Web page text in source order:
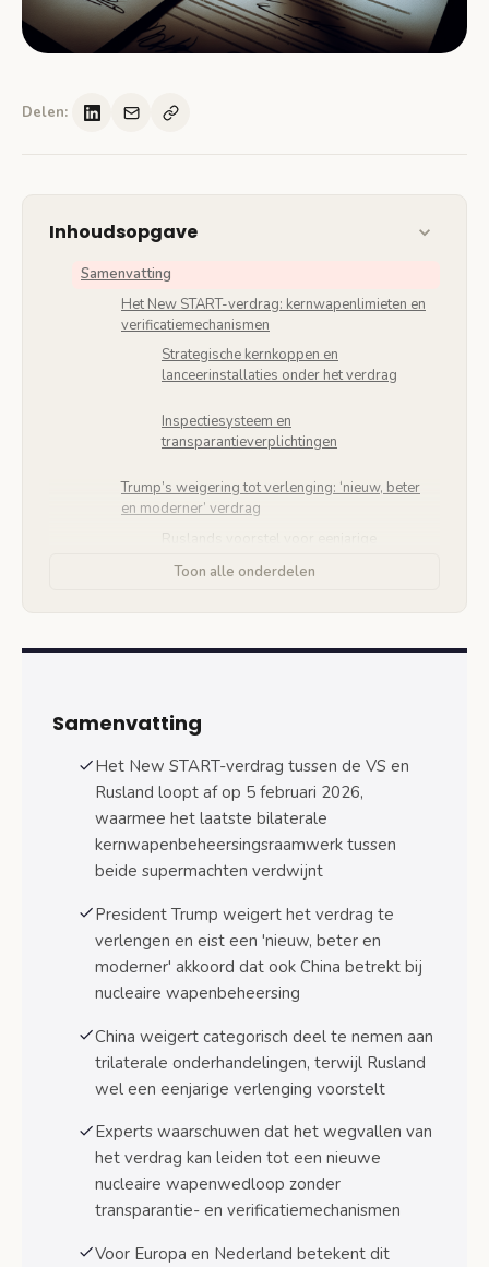
Delen:
Inhoudsopgave
Samenvatting
Het New START-verdrag: kernwapenlimieten en
verificatiemechanismen
Strategische kernkoppen en
lanceerinstallaties onder het verdrag
Inspectiesysteem en
transparantieverplichtingen
Trump’s weigering tot verlenging: ‘nieuw, beter
en moderner’ verdrag
Gevolgen van verdragafloop voor strategische
stabiliteit
Einde van bilaterale
kernwapenbeheersing sinds Koude
Impact op Non-Proliferatieverdrag en
Europese veiligheidsgevolgen en beperkte
invloed
Niet-strategische kernwapens als
Overweging uitbreiding Britse en Franse
arsenalen
Gevolgen voor Nederlandse veiligheid en
defensiebeleid
Scenario’s na februari 2026: van
wapenwedloop tot nieuwe akkoorden
Scenario's
Toon alle onderdelen
Samenvatting
Het New START-verdrag tussen de VS en
Rusland loopt af op 5 februari 2026,
waarmee het laatste bilaterale
kernwapenbeheersingsraamwerk tussen
beide supermachten verdwijnt
President Trump weigert het verdrag te
verlengen en eist een 'nieuw, beter en
moderner' akkoord dat ook China betrekt bij
nucleaire wapenbeheersing
China weigert categorisch deel te nemen aan
trilaterale onderhandelingen, terwijl Rusland
wel een eenjarige verlenging voorstelt
Experts waarschuwen dat het wegvallen van
het verdrag kan leiden tot een nieuwe
nucleaire wapenwedloop zonder
transparantie- en verificatiemechanismen
Voor Europa en Nederland betekent dit